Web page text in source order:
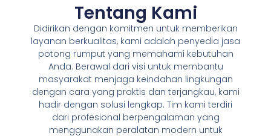
Tentang Kami
Didirikan dengan komitmen untuk memberikan
layanan berkualitas, kami adalah penyedia jasa
potong rumput yang memahami kebutuhan
Anda. Berawal dari visi untuk membantu
masyarakat menjaga keindahan lingkungan
dengan cara yang praktis dan terjangkau, kami
hadir dengan solusi lengkap. Tim kami terdiri
dari profesional berpengalaman yang
menggunakan peralatan modern untuk